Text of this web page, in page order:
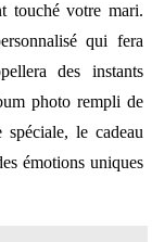
touché votre mari.
qui fera
des instants
photo rempli de
le cadeau
émotions uniques